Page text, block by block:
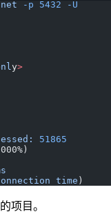
-p 5432 -U
y>
51865
time )
项目。